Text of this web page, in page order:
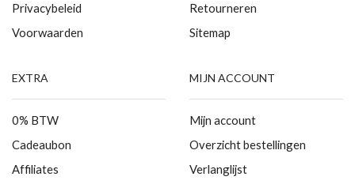
Privacybeleid
Voorwaarden
Retourneren
Sitemap
EXTRA
0% BTW
Cadeaubon
Affiliates
MIJN ACCOUNT
Mijn account
Overzicht bestellingen
Verlanglijst